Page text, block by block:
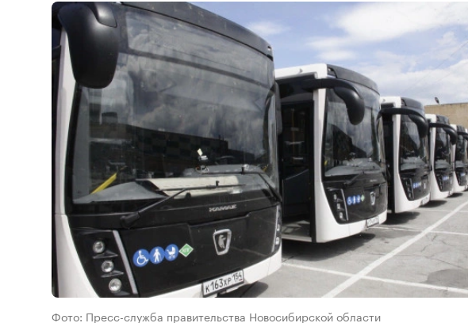
Фото: Пресс-служба правительства Новосибирской области